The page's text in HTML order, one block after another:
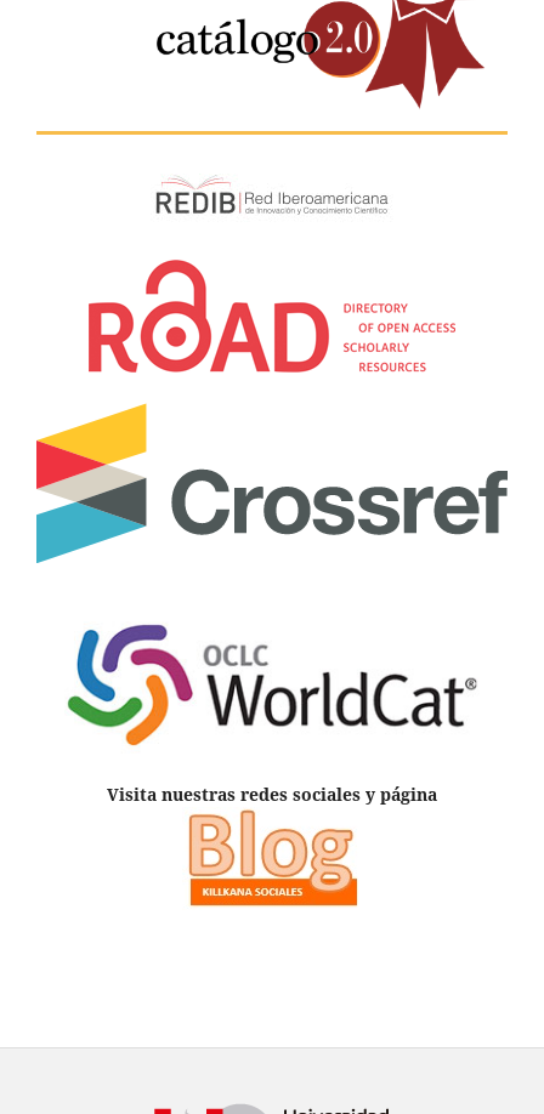
Visita nuestras redes sociales y página